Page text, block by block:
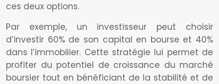
ces deux options.
Par exemple, un investisseur peut choisir
d’investir 60% de son capital en bourse et 40%
dans l’immobilier. Cette stratégie lui permet de
profiter du potentiel de croissance du marché
boursier tout en bénéficiant de la stabilité et de